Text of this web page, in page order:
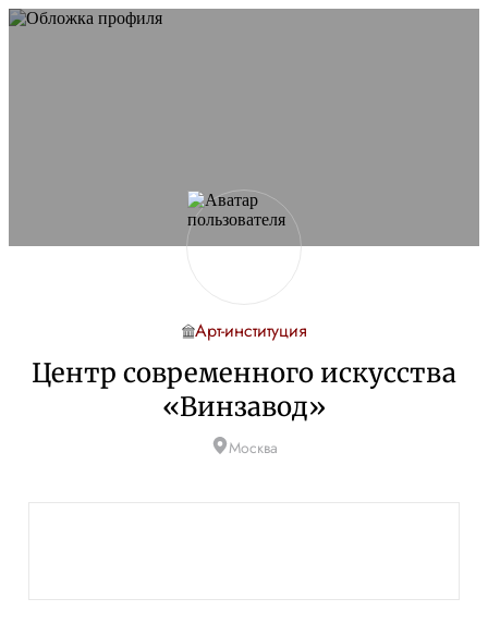
Арт-институция
Центр современного искусства
«Винзавод»
Москва